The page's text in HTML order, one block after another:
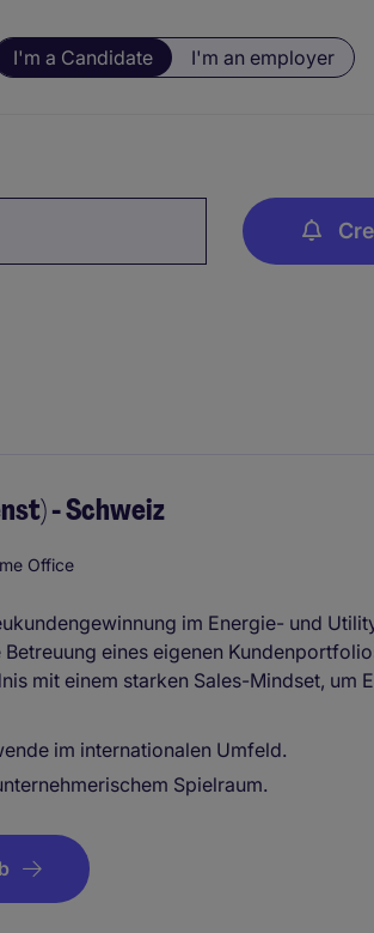
I'm a Candidate I'm an employer
- Schweiz
Office
im Energie- und
eines eigenen
mit einem starken Sales-Mindset, um
im internationalen Umfeld.
Spielraum.